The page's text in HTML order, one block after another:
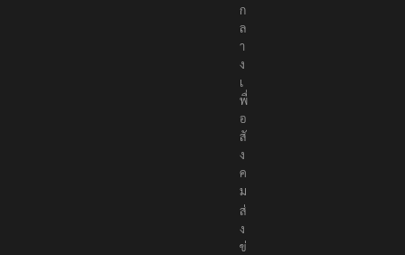
น
ก
ล
า
ง
เ
พื่
อ
สั
ง
ค
ม
ส่
ง